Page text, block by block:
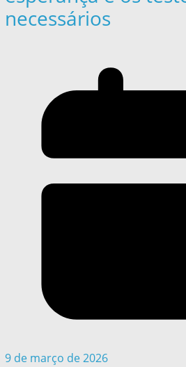
necessários
9 de março de 2026